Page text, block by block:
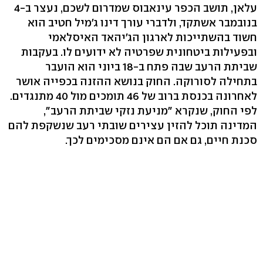
עלאן, תושב הכפר עינאבוס שמדרום לשכם, נעצר ב-4
בנובמבר אשתקד, ולדברי עורך דינו ג'מיל חטיב הוא
חשוד בהשתייכות לארגון הג'יהאד האיסלאמי
ובפעילות ביטחונית שפרטיה לא ידועים לו. בעקבות
שביתת הרעב שבה פתח ב-18 ביוני הוא הועבר
בתחילה לסורוקה. החוק בנושא ההזנה בכפייה אושר
לאחרונה בכנסת ברוב של 46 תומכים מול 40 מתנגדים.
לפי החוק, שנקרא "מניעת נזקי שביתת הרעב",
המדינה תוכל להזין עצירים שובתי רעב שנשקפת להם
סכנת חיים, גם אם הם אינם מסכימים לכך.